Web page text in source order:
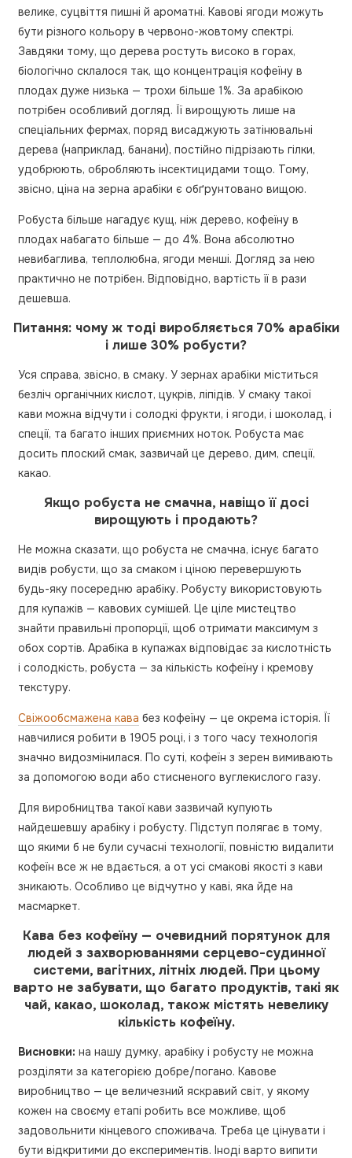
велике, суцвіття пишні й ароматні. Кавові ягоди можуть
бути різного кольору в червоно-жовтому спектрі.
Завдяки тому, що дерева ростуть високо в горах,
біологічно склалося так, що концентрація кофеїну в
плодах дуже низька — трохи більше 1%. За арабікою
потрібен особливий догляд. Її вирощують лише на
спеціальних фермах, поряд висаджують затінювальні
дерева (наприклад, банани), постійно підрізають гілки,
удобрюють, обробляють інсектицидами тощо. Тому,
звісно, ціна на зерна арабіки є обґрунтовано вищою.
Робуста більше нагадує кущ, ніж дерево, кофеїну в
плодах набагато більше — до 4%. Вона абсолютно
невибаглива, теплолюбна, ягоди менші. Догляд за нею
практично не потрібен. Відповідно, вартість її в рази
дешевша.
Питання: чому ж тоді виробляється 70% арабіки
і лише 30% робусти?
Уся справа, звісно, в смаку. У зернах арабіки міститься
безліч органічних кислот, цукрів, ліпідів. У смаку такої
кави можна відчути і солодкі фрукти, і ягоди, і шоколад, і
спеції, та багато інших приємних ноток. Робуста має
досить плоский смак, зазвичай це дерево, дим, спеції,
какао.
Якщо робуста не смачна, навіщо її досі
вирощують і продають?
Не можна сказати, що робуста не смачна, існує багато
видів робусти, що за смаком і ціною перевершують
будь-яку посередню арабіку. Робусту використовують
для купажів — кавових сумішей. Це ціле мистецтво
знайти правильні пропорції, щоб отримати максимум з
обох сортів. Арабіка в купажах відповідає за кислотність
і солодкість, робуста — за кількість кофеїну і кремову
текстуру.
Свіжообсмажена кава без кофеїну — це окрема історія. Її
навчилися робити в 1905 році, і з того часу технологія
значно видозмінилася. По суті, кофеїн з зерен вимивають
за допомогою води або стисненого вуглекислого газу.
Для виробництва такої кави зазвичай купують
найдешевшу арабіку і робусту. Підступ полягає в тому,
що якими б не були сучасні технології, повністю видалити
кофеїн все ж не вдається, а от усі смакові якості з кави
зникають. Особливо це відчутно у каві, яка йде на
масмаркет.
Кава без кофеїну — очевидний порятунок для
людей з захворюваннями серцево-судинної
системи, вагітних, літніх людей. При цьому
варто не забувати, що багато продуктів, такі як
чай, какао, шоколад, також містять невелику
кількість кофеїну.
Висновки: на нашу думку, арабіку і робусту не можна
розділяти за категорією добре/погано. Кавове
виробництво — це величезний яскравий світ, у якому
кожен на своєму етапі робить все можливе, щоб
задовольнити кінцевого споживача. Треба це цінувати і
бути відкритими до експериментів. Іноді варто випити